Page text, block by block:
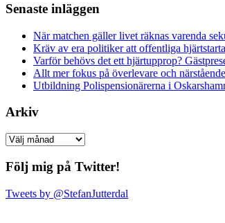
Senaste inläggen
När matchen gäller livet räknas varenda
Kräv av era politiker att offentliga
Varför behövs det ett hjärtupprop?
Allt mer fokus på överlevare och
Utbildning Polispensionärerna i
Arkiv
Arkiv
Följ mig på Twitter!
Tweets by @StefanJutterdal